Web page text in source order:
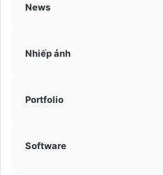
News
Nhiếp ảnh
Portfolio
Software